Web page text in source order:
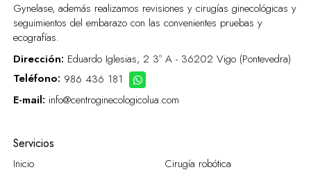
Gynelase, además realizamos revisiones y cirugías ginecológicas y
seguimientos del embarazo con las convenientes pruebas y
ecografías.
Dirección: Eduardo Iglesias, 2 3º A - 36202 Vigo (Pontevedra)
Teléfono: 986 436 181
E-mail: info@centroginecologicolua.com
Servicios
Inicio Cirugía robótica